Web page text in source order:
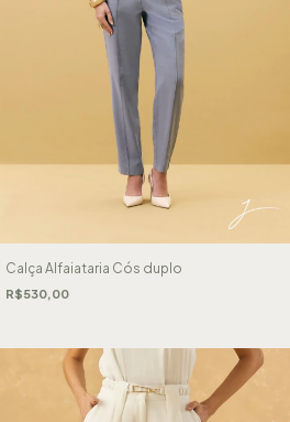
Calça Alfaiataria Cós duplo
R$530,00